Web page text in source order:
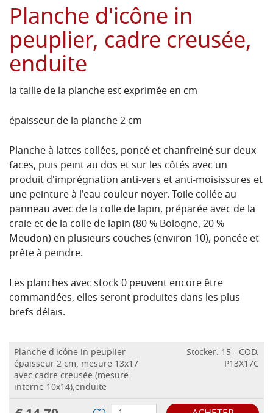
Planche d'icône in
peuplier, cadre creusée,
enduite
la taille de la planche est exprimée en cm
épaisseur de la planche 2 cm
Planche à lattes collées, poncé et chanfreiné sur deux
faces, puis peint au dos et sur les côtés avec un
produit d'imprégnation anti-vers et anti-moisissures et
une peinture à l'eau couleur noyer.Toile collée au
panneau avec de la colle de lapin, préparée avec de la
craie et de la colle de lapin (80 % Bologne, 20 %
Meudon) en plusieurs couches (environ 10), poncée et
prête à peindre.
Les planches avec stock 0 peuvent encore être
commandées, elles seront produites dans les plus
brefs délais.
Planche d'icône in peuplier
épaisseur 2 cm, mesure 13x17
avec cadre creusée (mesure
interne 10x14),enduite
Stocker: 15 - COD.
P13X17C